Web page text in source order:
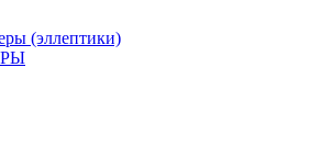
(эллептики)